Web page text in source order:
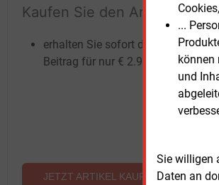
...
können
und
Sie willigen
Daten an
Kaufen Sie den Artikel
erhalten Sie sofort diesen
Beitrag für nur € 2.98
JETZT ARTIKEL KAUFEN